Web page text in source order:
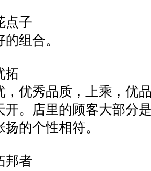
子
组合。
秀品质，上乘，优品
开。店里的顾客大部分
的个性相符。
者